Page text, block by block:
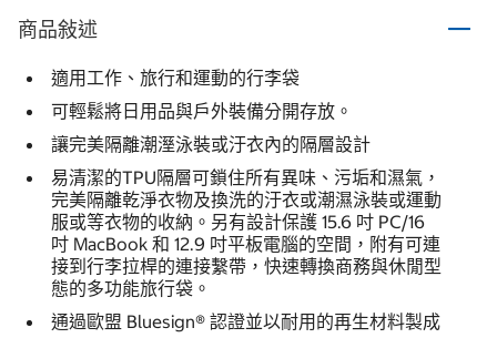
商品敍述
適用工作、旅行和運動的行李袋
可輕鬆將日用品與戶外裝備分開存放。
讓完美隔離潮溼泳裝或汙衣內的隔層設計
易清潔的TPU隔層可鎖住所有異味、污垢和濕氣，
完美隔離乾淨衣物及換洗的汙衣或潮濕泳裝或運動
服或等衣物的收納。另有設計保護 15.6 吋 PC/16
吋 MacBook 和 12.9 吋平板電腦的空間，附有可連
接到行李拉桿的連接繫帶，快速轉換商務與休閒型
態的多功能旅行袋。
通過歐盟 Bluesign® 認證並以耐用的再生材料製成